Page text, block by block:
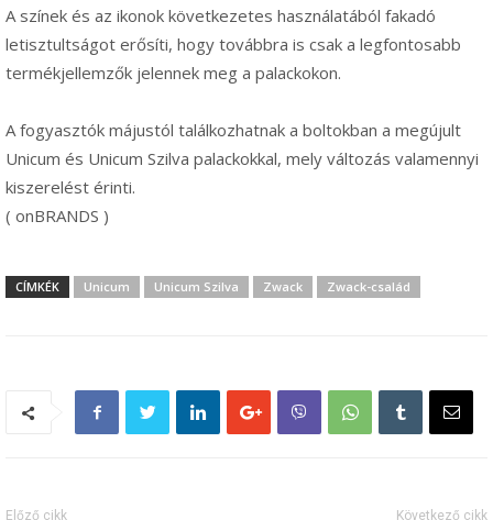
A színek és az ikonok következetes használatából fakadó
letisztultságot erősíti, hogy továbbra is csak a legfontosabb
termékjellemzők jelennek meg a palackokon.
A fogyasztók májustól találkozhatnak a boltokban a megújult
Unicum és Unicum Szilva palackokkal, mely változás valamennyi
kiszerelést érinti.
( onBRANDS )
CÍMKÉK Unicum Unicum Szilva Zwack Zwack-család
Előző cikk Következő cikk